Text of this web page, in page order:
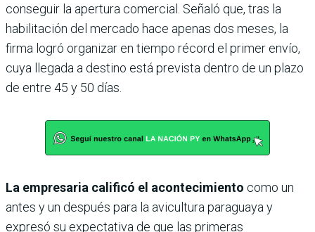
conseguir la apertura comercial. Señaló que, tras la
habilitación del mercado hace apenas dos meses, la
firma logró organizar en tiempo récord el primer envío,
cuya llegada a destino está prevista dentro de un plazo
de entre 45 y 50 días.
La empresaria calificó el acontecimiento como un
antes y un después para la avicultura paraguaya y
expresó su expectativa de que las primeras